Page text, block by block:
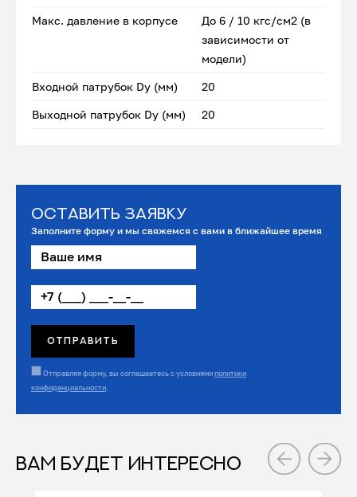
Макс. давление в корпусе
До 6 / 10 кгс/см2 (в
зависимости от
модели)
Входной патрубок Dу (мм) 20
Выходной патрубок Dу (мм) 20
Оставить заявку
Заполните форму и мы свяжемся с вами в ближайшее время
Отправляя форму, вы соглашаетесь с условиямиполитики
конфиденциальности.
ВАМ БУДЕТ ИНТЕРЕСНО